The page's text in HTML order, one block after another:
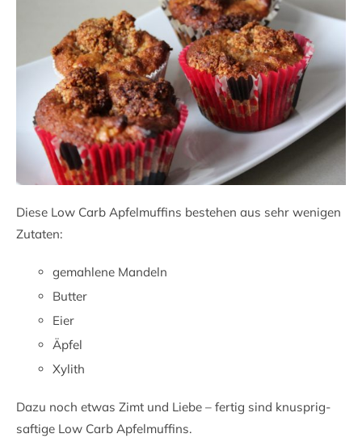
Diese Low Carb Apfelmuffins bestehen aus sehr wenigen
Zutaten:
gemahlene Mandeln
Butter
Eier
Äpfel
Xylith
Dazu noch etwas Zimt und Liebe – fertig sind knusprig-
saftige Low Carb Apfelmuffins.